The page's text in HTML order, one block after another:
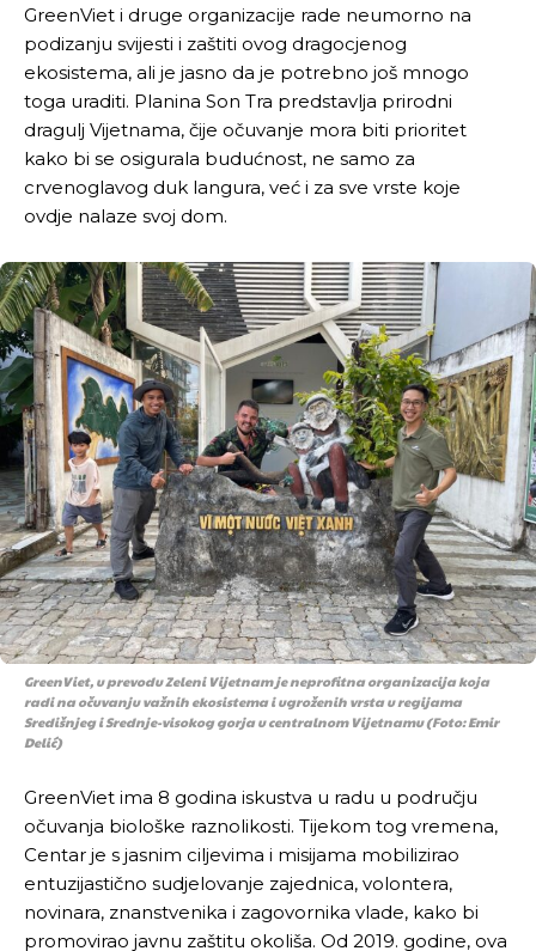
GreenViet i druge organizacije rade neumorno na
podizanju svijesti i zaštiti ovog dragocjenog
ekosistema, ali je jasno da je potrebno još mnogo
toga uraditi. Planina Son Tra predstavlja prirodni
dragulj Vijetnama, čije očuvanje mora biti prioritet
kako bi se osigurala budućnost, ne samo za
crvenoglavog duk langura, već i za sve vrste koje
ovdje nalaze svoj dom.
GreenViet, u prevodu Zeleni Vijetnam je neprofitna organizacija koja
radi na očuvanju važnih ekosistema i ugroženih vrsta u regijama
Središnjeg i Srednje-visokog gorja u centralnom Vijetnamu (Foto: Emir
Delić)
GreenViet ima 8 godina iskustva u radu u području
očuvanja biološke raznolikosti. Tijekom tog vremena,
Centar je s jasnim ciljevima i misijama mobilizirao
entuzijastično sudjelovanje zajednica, volontera,
novinara, znanstvenika i zagovornika vlade, kako bi
promovirao javnu zaštitu okoliša. Od 2019. godine, ova